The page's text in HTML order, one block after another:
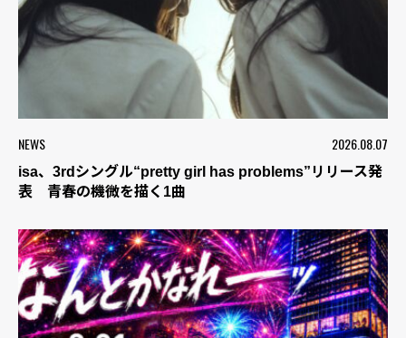
NEWS 2026.08.07
isa、3rdシングル“pretty girl has problems”リリース発
表 青春の機微を描く1曲